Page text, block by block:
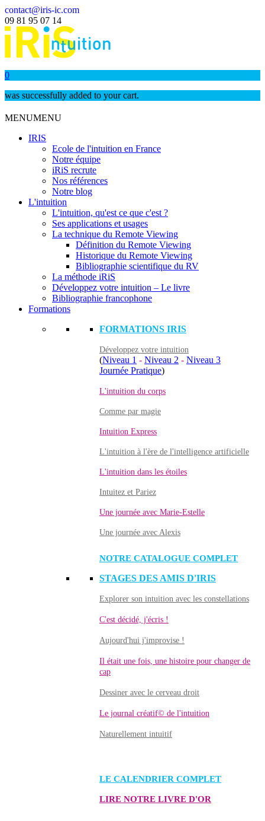
contact@iris-ic.com
09 81 95 07 14
0
was successfully added to your cart.
MENUMENU
IRIS
Ecole de l'intuition en France
Notre équipe
iRiS recrute
Nos références
Notre blog
L'intuition
L'intuition, qu'est ce que c'est ?
Ses applications et usages
La technique du Remote Viewing
Définition du Remote Viewing
Historique du Remote Viewing
Bibliographie scientifique du RV
La méthode iRiS
Développez votre intuition – Le livre
Bibliographie francophone
Formations
FORMATIONS IRIS
Développez votre intuition
(Niveau 1 - Niveau 2 - Niveau 3
Journée Pratique)
L'intuition du corps
Comme par magie
Intuition Express
L'intuition à l'ère de l'intelligence artificielle
L'intuition dans les étoiles
Intuitez et Pariez
Une journée avec Marie-Estelle
Une journée avec Alexis
NOTRE CATALOGUE COMPLET
STAGES DES AMIS D'IRIS
Explorer son intuition avec les constellations
C'est décidé, j'écris !
Aujourd'hui j'improvise !
Il était une fois, une histoire pour changer de
cap
Dessiner avec le cerveau droit
Le journal créatif© de l'intuition
Naturellement intuitif
LE CALENDRIER COMPLET
LIRE NOTRE LIVRE D'OR